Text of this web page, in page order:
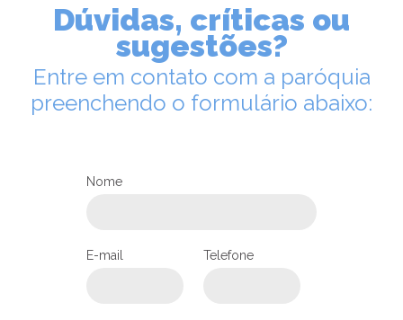
LEIA NO DIOCESE INFORMA
29/09/2022
Dúvidas, críticas ou
sugestões?
Entre em contato com a paróquia
preenchendo o formulário abaixo:
Nome
E-mail Telefone